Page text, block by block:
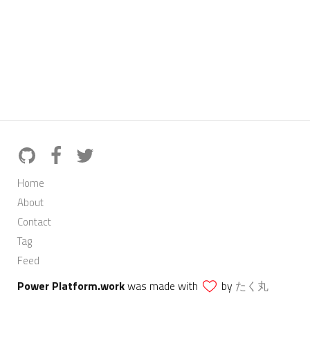
Home
About
Contact
Tag
Feed
Power Platform.workwas made with by たく丸